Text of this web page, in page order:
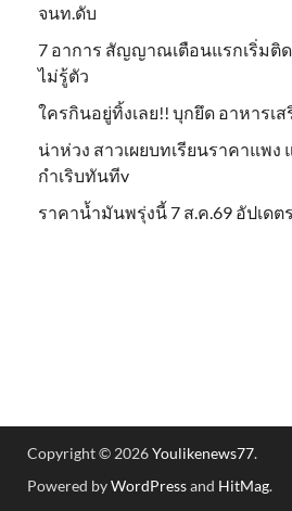
จนท.ดับ
7 อาการ สัญญาณเตือนแรกเริ่มติ
ไม่รู้ตัว
ใครกินอยู่ทิ้งเลย!! บุกยึด อาหารเ
น่าห่วง สาวเผยบทเรียนราคาแพ
กำเริบทันทีv
ราคาน้ำมันพรุ่งนี้ 7 ส.ค.69 อัปเด
Copyright © 2026Youlikenews77.
Powered byWordPressand HitMag.